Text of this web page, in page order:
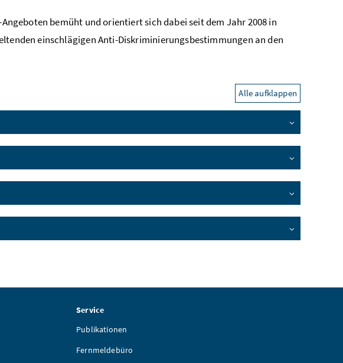
bemüht und orientiert sich dabei seit dem Jahr 2008 in
einschlägigen Anti-Diskriminierungsbestimmungen an den
Alle aufklappen
Service
Publikationen
Fernmeldebüro